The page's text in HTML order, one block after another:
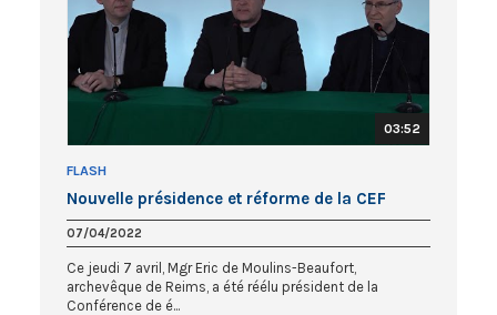
03:52
FLASH
Nouvelle présidence et réforme de la CEF
07/04/2022
Ce jeudi 7 avril, Mgr Eric de Moulins-Beaufort,
archevêque de Reims, a été réélu président de la
Conférence de é...